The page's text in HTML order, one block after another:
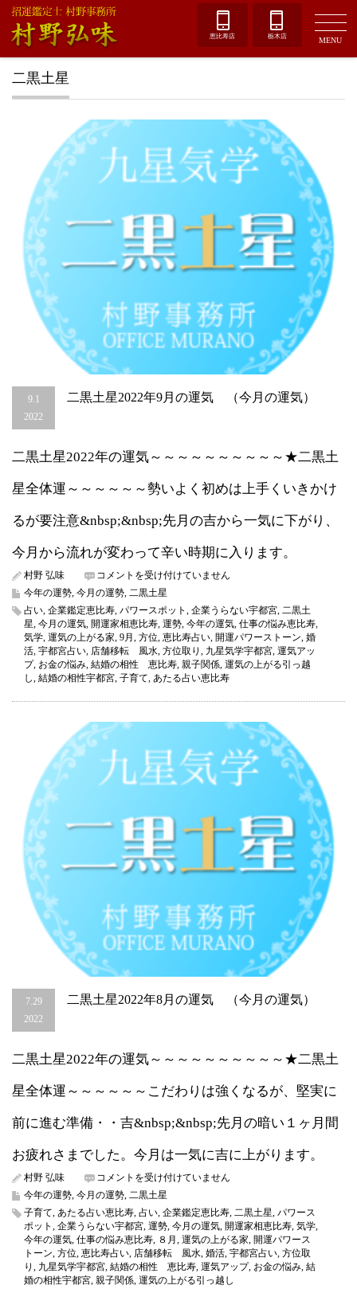
恵比寿店 栃木店 MENU
二黒土星
9.1
2022
二黒土星2022年9月の運気 （今月の運気）
二黒土星2022年の運気～～～～～～～～～～★二黒土
星全体運～～～～～～勢いよく初めは上手くいきかけ
るが要注意&nbsp;&nbsp;先月の吉から一気に下がり、
今月から流れが変わって辛い時期に入ります。
村野 弘味
二
黒
星
2022
年
9
月
の
（今
月
の
運
気）
は
コメントを受け付けていません
今年の運勢, 今月の運勢, 二黒土星
占い, 企業鑑定恵比寿, パワースポット , 企業うらない宇都宮, 二黒土
星, 今月の運気, 開運家相恵比寿, 運勢, 今年の運気, 仕事の悩み恵比寿,
気学, 運気の上がる家, 9月 , 方位, 恵比寿占い, 開運パワーストーン, 婚
活, 宇都宮占い, 店舗移転 風水, 方位取り , 九星気学宇都宮, 運気アッ
プ, お金の悩み, 結婚の相性 恵比寿, 親子関係, 運気の上がる引っ越
し, 結婚の相性宇都宮, 子育て, あたる占い恵比寿
7.29
2022
二黒土星2022年8月の運気 （今月の運気）
二黒土星2022年の運気～～～～～～～～～～★二黒土
星全体運～～～～～～こだわりは強くなるが、堅実に
前に進む準備・・吉&nbsp;&nbsp;先月の暗い１ヶ月間
お疲れさまでした。今月は一気に吉に上がります。
村野 弘味
二
黒
星
2022
年
8
月
の
コメントを受け付けていません
今年の運勢, 今月の運勢, 二黒土星
子育て, あたる占い恵比寿, 占い, 企業鑑定恵比寿, 二黒土星, パワース
ポット , 企業うらない宇都宮, 運勢, 今月の運気, 開運家相恵比寿, 気学,
今年の運気, 仕事の悩み恵比寿, ８月 , 運気の上がる家, 開運パワース
トーン, 方位, 恵比寿占い, 店舗移転 風水, 婚活, 宇都宮占い, 方位取
り , 九星気学宇都宮, 結婚の相性 恵比寿, 運気アップ, お金の悩み, 結
婚の相性宇都宮, 親子関係, 運気の上がる引っ越し